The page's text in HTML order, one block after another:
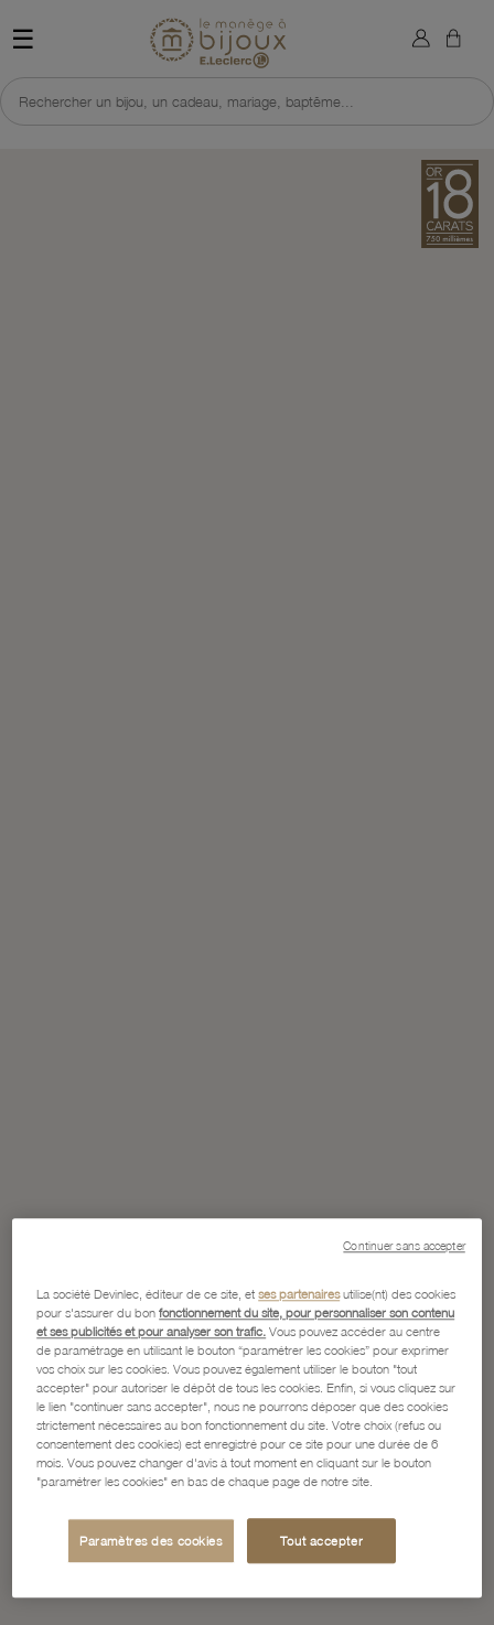
☰ Retour à l'accueil du site
Rechercher un bijou, un cadeau, mariage, baptême...
×
La société Devinlec, éditeur de ce site, etses partenairesutilise(nt) des cookies
pour s'assurer du bonfonctionnement du site, pour personnaliser son contenu
et ses publicités et pour analyser son trafic. Vous pouvez accéder au centre
de paramétrage en utilisant le bouton “paramétrer les cookies” pour exprimer
vos choix sur les cookies. Vous pouvez également utiliser le bouton "tout
accepter" pour autoriser le dépôt de tous les cookies. Enfin, si vous cliquez sur
le lien "continuer sans accepter", nous ne pourrons déposer que des cookies
strictement nécessaires au bon fonctionnement du site. Votre choix (refus ou
consentement des cookies) est enregistré pour ce site pour une durée de 6
mois. Vous pouvez changer d'avis à tout moment en cliquant sur le bouton
"paramétrer les cookies" en bas de chaque page de notre site.
Paramètres des cookies Tout accepter
Continuer sans accepter